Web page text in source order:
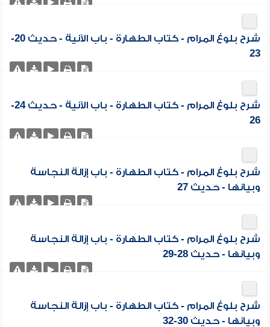
شرح بلوغ المرام - كتاب الطهارة - باب الآنية - حديث 20-
23
شرح بلوغ المرام - كتاب الطهارة - باب الآنية - حديث 24-
26
شرح بلوغ المرام - كتاب الطهارة - باب إزالة النجاسة
وبيانها - حديث 27
شرح بلوغ المرام - كتاب الطهارة - باب إزالة النجاسة
وبيانها - حديث 28-29
شرح بلوغ المرام - كتاب الطهارة - باب إزالة النجاسة
وبيانها - حديث 30-32